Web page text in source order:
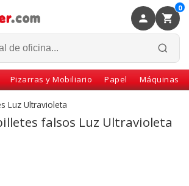
0
Pizarras y Mobiliario Papel Máquinas
Luz Ultravioleta
falsos Luz Ultravioleta